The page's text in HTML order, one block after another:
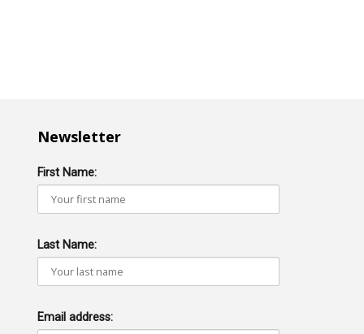
Newsletter
First Name:
Last Name:
Email address: